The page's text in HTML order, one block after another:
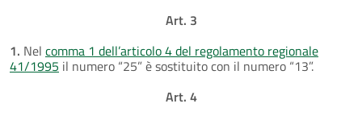
Art. 3
1. Nel comma 1 dell’articolo 4 del regolamento regionale
41/1995 il numero “25” è sostituito con il numero “13”.
Art. 4